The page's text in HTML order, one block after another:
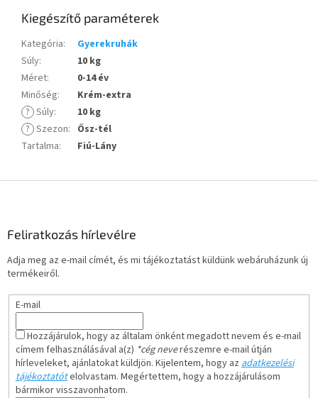
Kiegészítő paraméterek
Kategória:
Gyerekruhák
Súly:
10 kg
Méret:
0-14 év
Minőség:
Krém-extra
? Súly:
10 kg
? Szezon: Ősz-tél
Tartalma: Fiú-Lány
Feliratkozás hírlevélre
Adja meg az e-mail címét, és mi tájékoztatást küldünk webáruházunk új
termékeiről.
E-mail
Hozzájárulok, hogy az általam önként megadott nevem és e-mail
címem felhasználásával a(z) *cég neverészemre e-mail útján
hírleveleket, ajánlatokat küldjön. Kijelentem, hogy azadatkezelési
tájékoztatótelolvastam. Megértettem, hogy a hozzájárulásom
bármikor visszavonhatom.